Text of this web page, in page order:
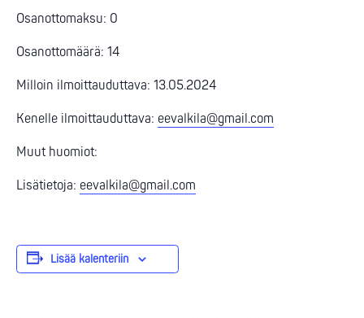
Osanottomaksu: 0
Osanottomäärä: 14
Milloin ilmoittauduttava: 13.05.2024
Kenelle ilmoittauduttava: eevalkila@gmail.com
Muut huomiot:
Lisätietoja: eevalkila@gmail.com
Lisää kalenteriin